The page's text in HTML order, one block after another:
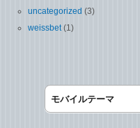
uncategorized (3)
weissbet(1)
モバイルテーマ